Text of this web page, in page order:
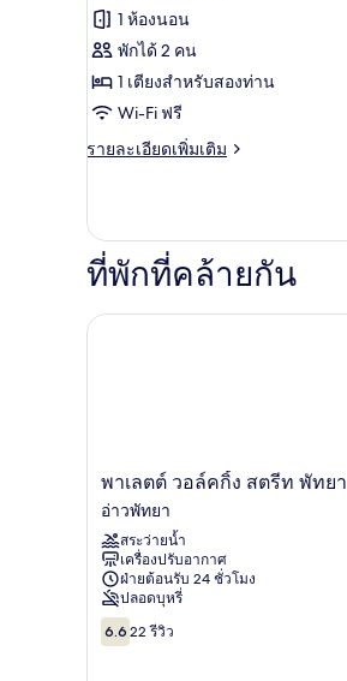
ของ
ห้อง
ดี
ลัก
ซ์
ระเบียง
1 ห้องนอน
พักได้ 2 คน
1 เตียงสำหรับสองท่าน
Wi-Fi ฟรี
รายละเอียดเพิ่มเติม
ราย
เกี่ยว
กับ
ห้อง
ลัก
ที่พักที่คล้ายกัน
พา
เลต
ต์
วอล์คกิ้ง
สตรี
ท
พัทยา
อ่าว
พัทยา
พาเลตต์ วอล์คกิ้ง สตรีท พัทยา
อ่าวพัทยา
สระว่ายน้ำ
เครื่องปรับอากาศ
ฝ่ายต้อนรับ 24 ชั่วโมง
ปลอดบุหรี่
6.6
จาก
6.6 22 รีวิว
พาเลตต์ วอล์คกิ้ง สตรีท พัทยา